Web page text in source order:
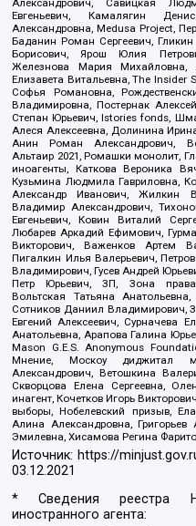
Александрович, Савицкая
Евгеньевич, Камалягин
Александровна, Medusa Project,
Баданин Роман Сергеевич,
Борисович, Ярош Юлия
Железнова Мария Михайловна,
Елизавета Витальевна, The Insider
Софья Романовна,
Владимировна, Постернак
Степан Юрьевич, Istories fonds,
Алеся Алексеевна, Долинина
Анин Роман Александрович,
Альтаир 2021, Ромашки монолит,
иноагенты, Каткова Вероника
Кузьмина Людмила Гавриловна,
Александр Иванович, Жилкин
Владимир Александрович,
Евгеньевич, Ковин Виталий
Любарев Аркадий Ефимович,
Викторович, Важенков Артем
Пигалкин Илья Валерьевич,
Владимирович, Гусев Андрей
Петр Юрьевич, ЗП, Зона
Вольтская Татьяна
Сотников Даниил Владимирович,
Евгений Алексеевич, Сурначева
Анатольевна, Арапова Галина
Mason G.E.S. Anonymous
Мнение, Москоу диджитал
Александрович, Ветошкина
Скворцова Елена Сергеевна,
инагент, Кочетков Игорь
выборы, Нобелевский призыв,
Алина Александровна,
Эмилевна, Хисамова Регина
Источник: https://
03.12.2021
* Сведения реестра
иностранного агента: